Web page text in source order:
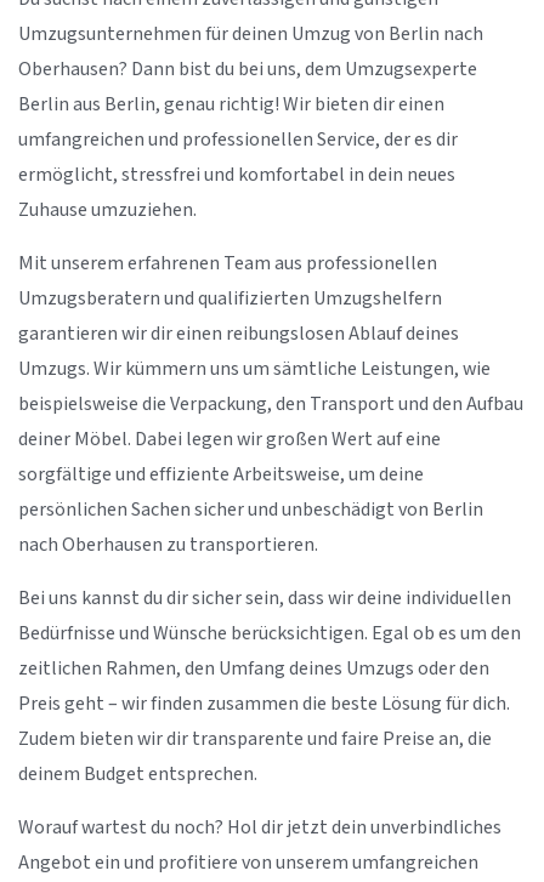
Umzugsunternehmen für deinen Umzug von Berlin nach
Oberhausen? Dann bist du bei uns, dem Umzugsexperte
Berlin aus Berlin, genau richtig! Wir bieten dir einen
umfangreichen und professionellen Service, der es dir
ermöglicht, stressfrei und komfortabel in dein neues
Zuhause umzuziehen.
Mit unserem erfahrenen Team aus professionellen
Umzugsberatern und qualifizierten Umzugshelfern
garantieren wir dir einen reibungslosen Ablauf deines
Umzugs. Wir kümmern uns um sämtliche Leistungen, wie
beispielsweise die Verpackung, den Transport und den Aufbau
deiner Möbel. Dabei legen wir großen Wert auf eine
sorgfältige und effiziente Arbeitsweise, um deine
persönlichen Sachen sicher und unbeschädigt von Berlin
nach Oberhausen zu transportieren.
Bei uns kannst du dir sicher sein, dass wir deine individuellen
Bedürfnisse und Wünsche berücksichtigen. Egal ob es um den
zeitlichen Rahmen, den Umfang deines Umzugs oder den
Preis geht – wir finden zusammen die beste Lösung für dich.
Zudem bieten wir dir transparente und faire Preise an, die
deinem Budget entsprechen.
Worauf wartest du noch? Hol dir jetzt dein unverbindliches
Angebot ein und profitiere von unserem umfangreichen